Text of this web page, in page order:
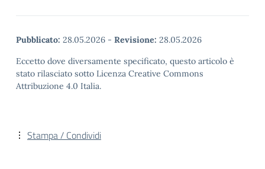
Pubblicato: 28.05.2026 - Revisione: 28.05.2026
Eccetto dove diversamente specificato, questo articolo è
stato rilasciato sotto Licenza Creative Commons
Attribuzione 4.0 Italia.
Stampa / Condividi